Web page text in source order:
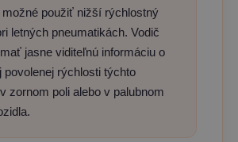
možné použiť nižší rýchlostný
letných pneumatikách. Vodič
jasne viditeľnú informáciu o
povolenej rýchlosti týchto
zornom poli alebo v palubnom